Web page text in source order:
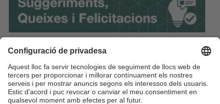
Accedeix al servei
Seu electrònica